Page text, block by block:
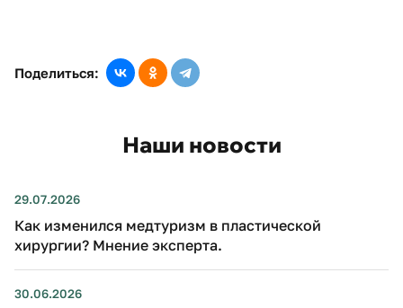
Поделиться:
Наши новости
29.07.2026
Как изменился медтуризм в пластической
хирургии? Мнение эксперта.
30.06.2026